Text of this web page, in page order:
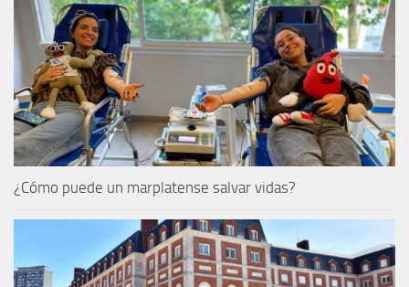
¿Cómo puede un marplatense salvar vidas?